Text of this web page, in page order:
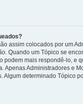
assim colocados por um
Quando um Tópico se
podem mais respondê-lo, e
Apenas Administradores e
Algum determinado Tópico